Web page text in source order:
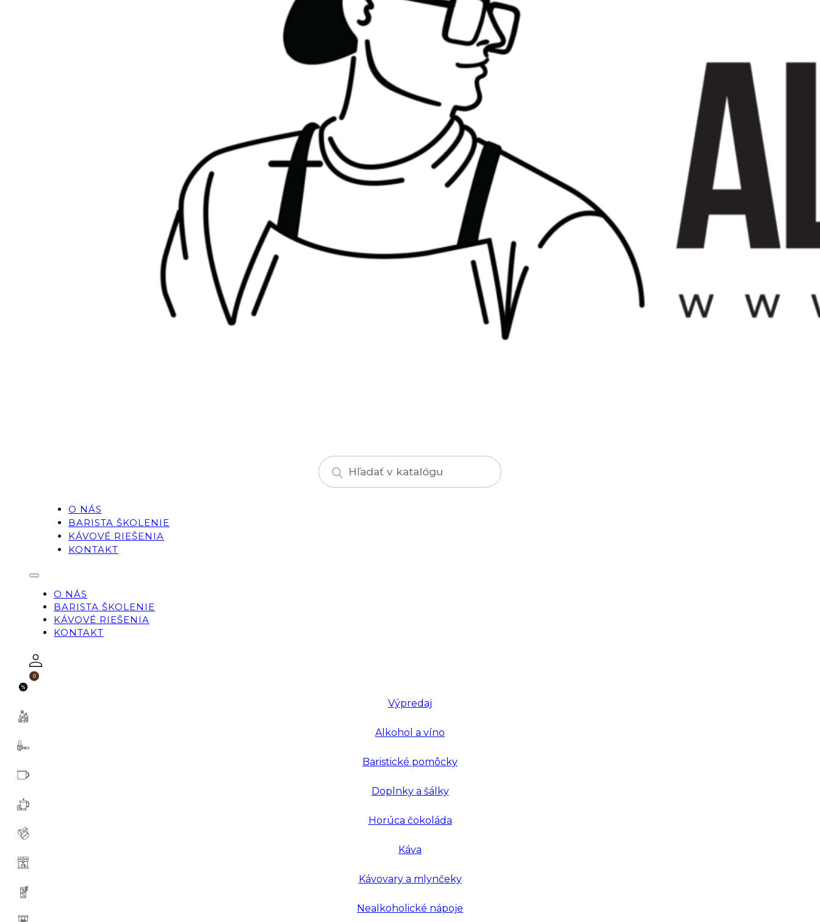
Products
search
O NÁS
BARISTA ŠKOLENIE
KÁVOVÉ RIEŠENIA
KONTAKT
O NÁS
BARISTA ŠKOLENIE
KÁVOVÉ RIEŠENIA
KONTAKT
0
Výpredaj
Alkohol a víno
Baristické pomôcky
Doplnky a šálky
Horúca čokoláda
Káva
Kávovary a mlynčeky
Nealkoholické nápoje